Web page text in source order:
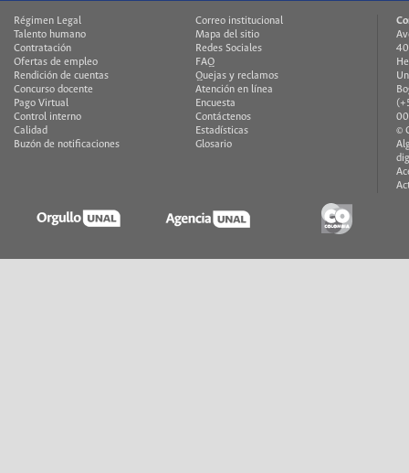
Régimen Legal
Talento humano
Contratación
Ofertas de empleo
Rendición de cuentas
Concurso docente
Pago Virtual
Control interno
Calidad
Buzón de notificaciones
Correo institucional
Mapa del sitio
Redes Sociales
FAQ
Quejas y reclamos
Atención en línea
Encuesta
Contáctenos
Estadísticas
Glosario
©